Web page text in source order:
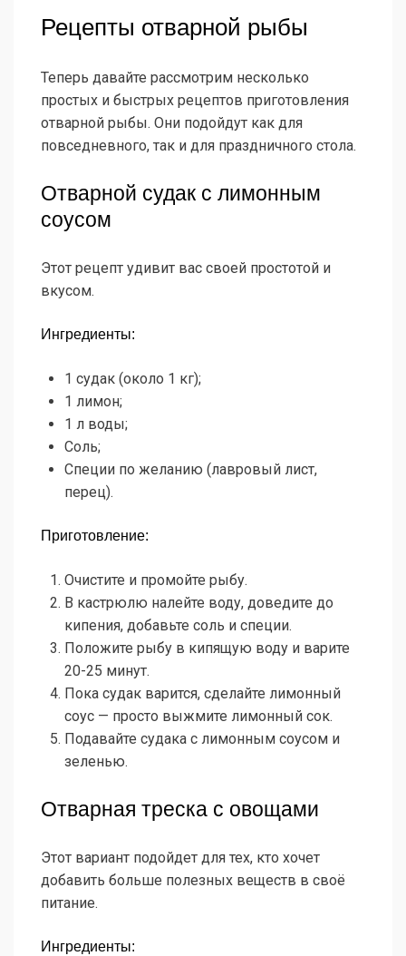
Рецепты отварной рыбы
Теперь давайте рассмотрим несколько
простых и быстрых рецептов приготовления
отварной рыбы. Они подойдут как для
повседневного, так и для праздничного стола.
Отварной судак с лимонным
соусом
Этот рецепт удивит вас своей простотой и
вкусом.
Ингредиенты:
1 судак (около 1 кг);
1 лимон;
1 л воды;
Соль;
Специи по желанию (лавровый лист,
перец).
Приготовление:
Очистите и промойте рыбу.
В кастрюлю налейте воду, доведите до
кипения, добавьте соль и специи.
Положите рыбу в кипящую воду и варите
20-25 минут.
Пока судак варится, сделайте лимонный
соус — просто выжмите лимонный сок.
Подавайте судака с лимонным соусом и
зеленью.
Отварная треска с овощами
Этот вариант подойдет для тех, кто хочет
добавить больше полезных веществ в своё
питание.
Ингредиенты: